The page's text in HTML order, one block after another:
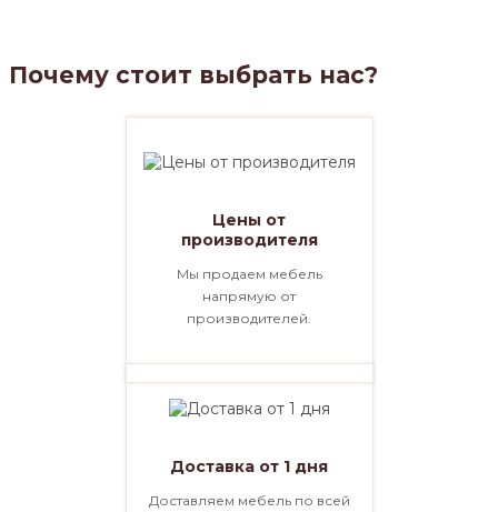
Почему стоит выбрать нас?
Цены от
производителя
Мы продаем мебель
напрямую от
производителей.
Доставка от 1 дня
Доставляем мебель по всей